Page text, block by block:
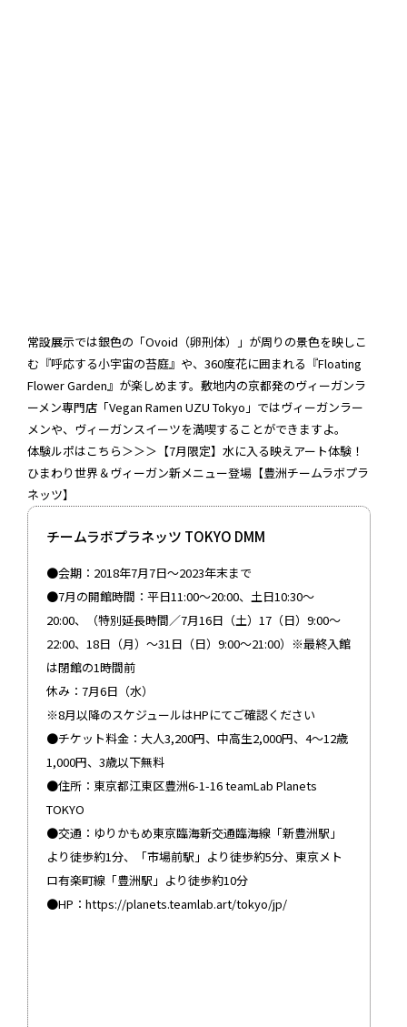
常設展示では銀色の「Ovoid（卵刑体）」が周りの景色を映しこ
む『呼応する小宇宙の苔庭』や、360度花に囲まれる『Floating
Flower Garden』が楽しめます。敷地内の京都発のヴィーガンラ
ーメン専門店「Vegan Ramen UZU Tokyo」ではヴィーガンラー
メンや、ヴィーガンスイーツを満喫することができますよ。
体験ルポはこちら＞＞＞【7月限定】水に入る映えアート体験！
ひまわり世界＆ヴィーガン新メニュー登場【豊洲チームラボプラ
ネッツ】
チームラボプラネッツ TOKYO DMM
●会期：2018年7月7日～2023年末まで
●7月の開館時間：平日11:00～20:00、土日10:30～
20:00、（特別延長時間／7月16日（土）17（日）9:00～
22:00、18日（月）～31日（日）9:00～21:00）※最終入館
は閉館の1時間前
休み：7月6日（水）
※8月以降のスケジュールはHPにてご確認ください
●チケット料金：大人3,200円、中高生2,000円、4～12歳
1,000円、3歳以下無料
●住所：東京都江東区豊洲6-1-16 teamLab Planets
TOKYO
●交通：ゆりかもめ東京臨海新交通臨海線「新豊洲駅」
より徒歩約1分、「市場前駅」より徒歩約5分、東京メト
ロ有楽町線「豊洲駅」より徒歩約10分
●HP： https://planets.teamlab.art/tokyo/jp/